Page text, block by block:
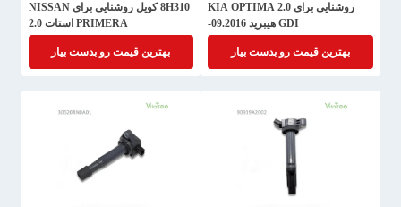
روشنایی برای KIA OPTIMA 2.0
GDI هیبرید 09.2016-
بهترین قیمت رو بدست بیار
8H310 کویل روشنایی برای NISSAN
PRIMERA استات 2.0
بهترین قیمت رو بدست بیار